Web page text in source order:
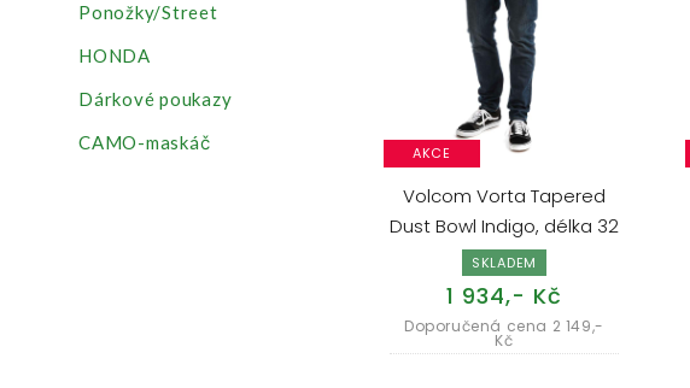
Ponožky/Street
HONDA
Dárkové poukazy
CAMO-maskáč
Volcom Vorta Tapered
Dust Bowl Indigo, délka 32
SKLADEM
1 934,- Kč
Doporučená cena 2 149,-
Kč
AKCE